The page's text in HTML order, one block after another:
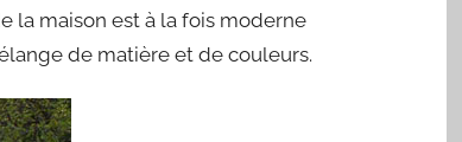
la maison est à la fois moderne
de matière et de couleurs.